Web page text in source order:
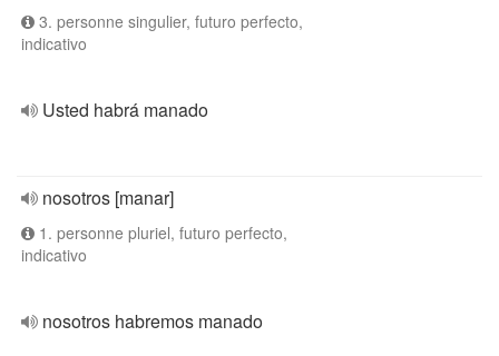
3. personne singulier, futuro perfecto,
indicativo
Usted habrá manado
nosotros [manar]
1. personne pluriel, futuro perfecto,
indicativo
nosotros habremos manado